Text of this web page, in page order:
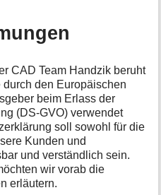
CAD Team Handzik beruht
den Europäischen
beim Erlass der
(DS-GVO) verwendet
soll sowohl für die
Kunden und
und verständlich sein.
wir vorab die
erläutern.